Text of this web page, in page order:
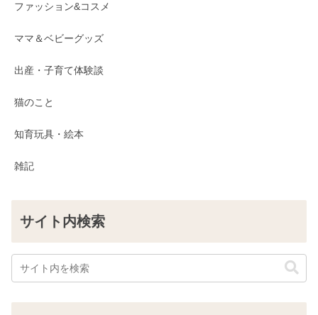
ファッション&コスメ
ママ＆ベビーグッズ
出産・子育て体験談
猫のこと
知育玩具・絵本
雑記
サイト内検索